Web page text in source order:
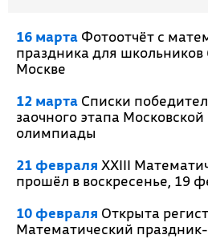
16 мартаФотоотчёт с
праздника для школьников
Москве
12 мартаСписки
заочного этапа
олимпиады
21 февраля XXIII
прошёл в воскресенье, 19
10 февраля Открыта
Математический